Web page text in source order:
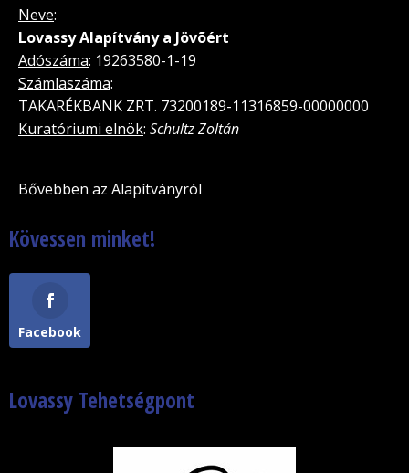
Neve:
Lovassy Alapítvány a Jövõért
Adószáma: 19263580-1-19
Számlaszáma:
TAKARÉKBANK ZRT. 73200189-11316859-00000000
Kuratóriumi elnök: Schultz Zoltán
Bővebben az Alapítványról
Kövessen minket!
Facebook
Lovassy Tehetségpont